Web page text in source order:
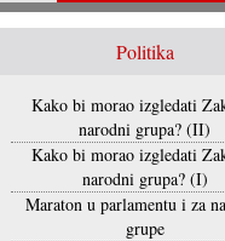
Politika
Kako bi morao izgledati
narodni grupa? (II)
Kako bi morao izgledati
narodni grupa? (I)
Maraton u parlamentu i za
grupe